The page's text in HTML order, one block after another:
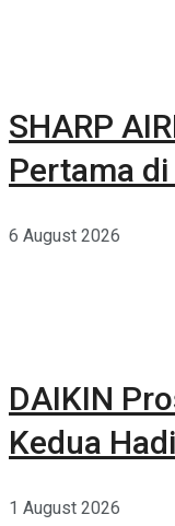
SHARP
Pertama
6 August 2026
DAIKIN
Kedua
1 August 2026